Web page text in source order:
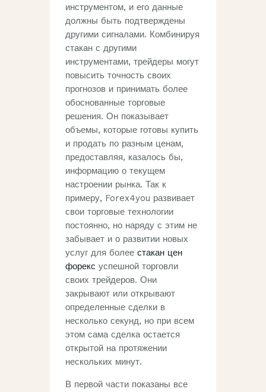
инструментом‚ и его данные
должны быть подтверждены
другими сигналами. Комбинируя
стакан с другими
инструментами‚ трейдеры могут
повысить точность своих
прогнозов и принимать более
обоснованные торговые
решения. Он показывает
объемы, которые готовы купить
и продать по разным ценам,
предоставляя, казалось бы,
информацию о текущем
настроении рынка. Так к
примеру, Forex4you развивает
свои торговые технологии
постоянно, но наряду с этим не
забывает и о развитии новых
услуг для болеестакан цен
форекс успешной торговли
своих трейдеров. Они
закрывают или открывают
определенные сделки в
несколько секунд, но при всем
этом сама сделка остается
открытой на протяжении
нескольких минут.
В первой части показаны все